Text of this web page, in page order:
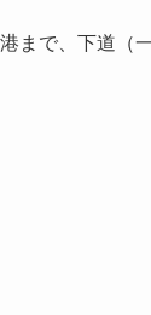
まで、下道（